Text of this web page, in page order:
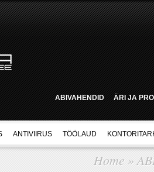
ABIVAHENDID ÄRI JA
ANTIVIIRUS TÖÖLAUD
Home »